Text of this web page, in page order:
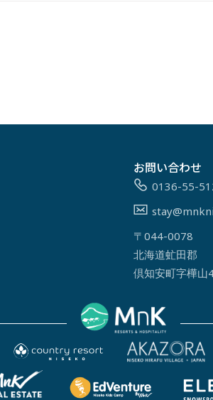
お問い合わせ
0136-55-
〒044-0078
北海道虻田郡
倶知安町字樺山